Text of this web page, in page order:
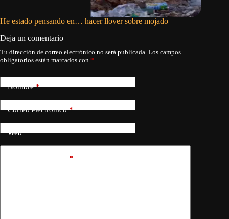
He estado pensando en… hacer llover sobre mojado
Deja un comentario
Tu dirección de correo electrónico no será publicada. Los campos
obligatorios están marcados con *
Nombre*
Correo electrónico*
Web
*